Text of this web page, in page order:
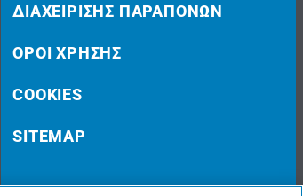
ΔΙΑΧΕΊΡΙΣΗΣ ΠΑΡΑΠΌΝΩΝ
ΌΡΟΙ ΧΡΉΣΗΣ
COOKIES
SITEMAP